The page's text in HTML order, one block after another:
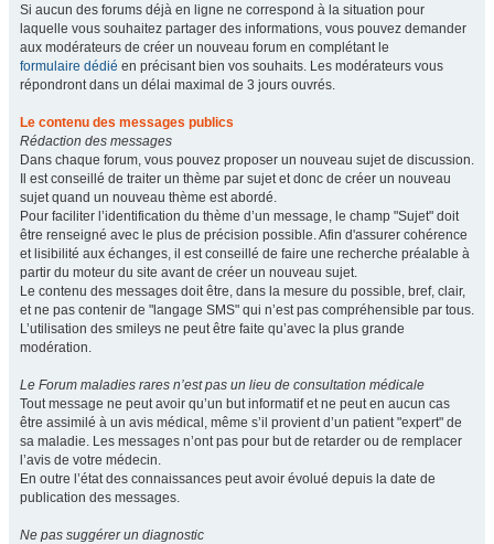
Si aucun des forums déjà en ligne ne correspond à la situation pour
laquelle vous souhaitez partager des informations, vous pouvez demander
aux modérateurs de créer un nouveau forum en complétant le
formulaire dédié en précisant bien vos souhaits. Les modérateurs vous
répondront dans un délai maximal de 3 jours ouvrés.
Le contenu des messages publics
Rédaction des messages
Dans chaque forum, vous pouvez proposer un nouveau sujet de discussion.
Il est conseillé de traiter un thème par sujet et donc de créer un nouveau
sujet quand un nouveau thème est abordé.
Pour faciliter l’identification du thème d’un message, le champ "Sujet" doit
être renseigné avec le plus de précision possible. Afin d'assurer cohérence
et lisibilité aux échanges, il est conseillé de faire une recherche préalable à
partir du moteur du site avant de créer un nouveau sujet.
Le contenu des messages doit être, dans la mesure du possible, bref, clair,
et ne pas contenir de "langage SMS" qui n’est pas compréhensible par tous.
L’utilisation des smileys ne peut être faite qu’avec la plus grande
modération.
Le Forum maladies rares n’est pas un lieu de consultation médicale
Tout message ne peut avoir qu’un but informatif et ne peut en aucun cas
être assimilé à un avis médical, même s’il provient d’un patient "expert" de
sa maladie. Les messages n’ont pas pour but de retarder ou de remplacer
l’avis de votre médecin.
En outre l’état des connaissances peut avoir évolué depuis la date de
publication des messages.
Ne pas suggérer un diagnostic